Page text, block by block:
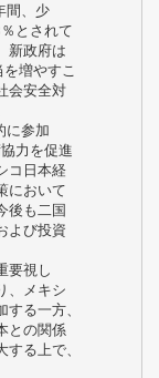
間、少
とされて
新政府は
増やすこ
会安全対
に参加
力を促進
コ日本経
において
後も二国
よび投資
要視し
、メキシ
る一方、
との関係
る上で、